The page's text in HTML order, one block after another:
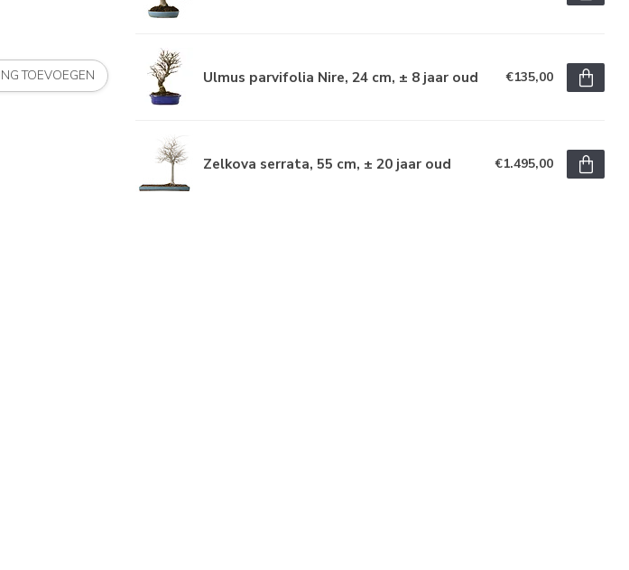
TOEVOEGEN Ulmus parvifolia Nire, 24 cm, ± 8 jaar oud €135,00
Zelkova serrata, 55 cm, ± 20 jaar oud €1.495,00